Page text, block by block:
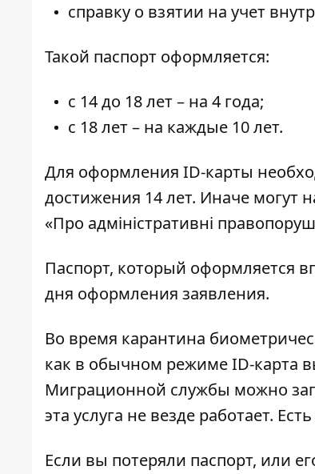
справку о взятии на учет
Такой паспорт оформляется:
с 14 до 18 лет – на 4 года;
с 18 лет – на каждые 10 лет.
Для оформления ID-карты
достижения 14 лет. Иначе могут
«Про адміністративні
Паспорт, который оформляется
дня оформления заявления.
Во время карантина
как в обычном режиме ID-карта
Миграционной службы можно
эта услуга не везде работает.
Если вы потеряли паспорт, или